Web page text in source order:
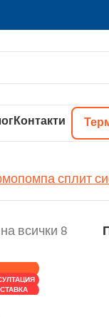
Контакти
сплит
всички 8